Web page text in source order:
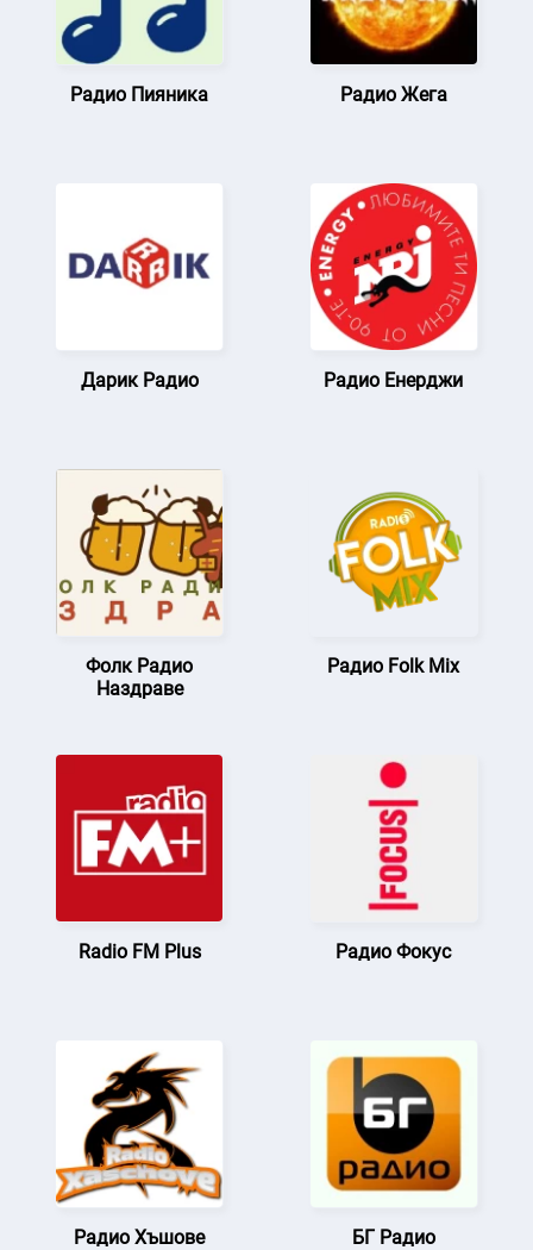
Радио Пияника Радио Жега
Дарик Радио Радио Енерджи
Фолк Радио
Наздраве
Радио Folk Mix
Radio FM Plus Радио Фокус
Радио Хъшове БГ Радио